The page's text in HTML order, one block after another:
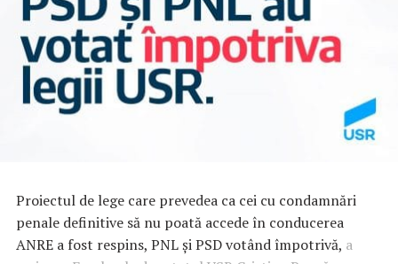
Proiectul de lege care prevedea ca cei cu condamnări
penale definitive să nu poată accede în conducerea
ANRE a fost respins, PNL și PSD votând împotrivă, a